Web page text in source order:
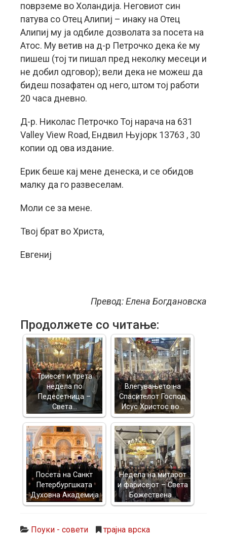
поврземе во Холандија. Неговиот син
патува со Отец Алипиј – инаку на Отец
Алипиј му ја одбиле дозволата за посета на
Атос. Му ветив на д-р Петрочко дека ќе му
пишеш (тој ти пишал пред неколку месеци и
не добил одговор); вели дека не можеш да
бидеш позафатен од него, штом тој работи
20 часа дневно.
Д-р. Николас Петрочко Тој нарача на 631
Valley View Road, Ендвил Њујорк 13763 , 30
копии од ова издание.
Ерик беше кај мене денеска, и се обидов
малку да го развеселам.
Моли се за мене.
Твој брат во Христа,
Евгениј
Превод: Елена Богдановска
Продолжете со читање:
Триесет и трета
недела по
Педесетница –
Света…
Влегувањето на
Спасителот Господ
Исус Христос во…
Посета на Санкт
Петербургшката
Духовна Академија
Недела на митарот
и фарисејот – Светa
Божествена…
Поуки - совети трајна врска